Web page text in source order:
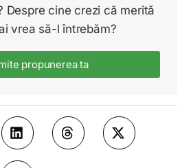
Despre cine crezi că merită
vrea să-l întrebăm?
propunerea ta